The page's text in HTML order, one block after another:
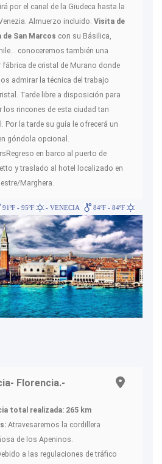
por el canal de la Giudeca hasta la
Almuerzo incluido. Visita de
de San Marcos con su Básilica,
conoceremos también una
fábrica de cristal de Murano donde
admirar la técnica del trabajo
Tarde libre a disposición para
los rincones de esta ciudad tan
Por la tarde su guía le ofrecerá un
góndola opcional.
en barco al puerto de
y traslado al hotel localizado en
Marghera.
91ºF - 95ºF - VENECIA 84ºF - 84ºF
Florencia.-
total realizada: 265 km
Atravesaremos la cordillera
de los Apeninos.
a las regulaciones de tráfico